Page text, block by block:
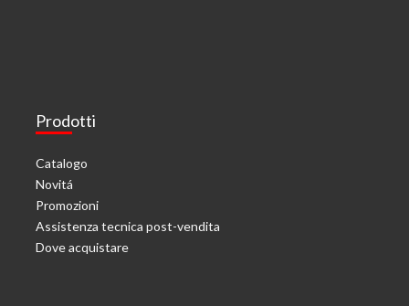
Prodotti
Catalogo
Novitá
Promozioni
Assistenza tecnica post-vendita
Dove acquistare